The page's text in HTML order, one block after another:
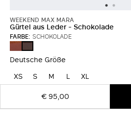
WEEKEND MAX MARA
Gürtel aus Leder - Schokolade
FARBE: SCHOKOLADE
TABACKSCHOKOLADE
Deutsche Größe
XS S M L
XL
€ 95,00